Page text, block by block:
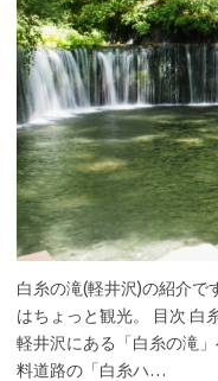
白糸の滝(軽井沢)の紹介で
はちょっと観光。 目次 白
軽井沢にある「白糸の滝
料道路の「白糸ハ…